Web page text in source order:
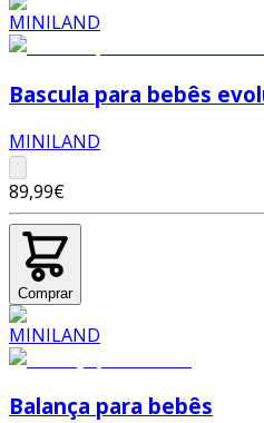
Bascula para bebês
MINILAND
89,99€
Comprar
Balança para bebês